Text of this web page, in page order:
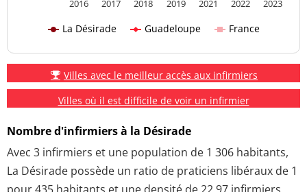
La Désirade Guadeloupe France
2016 2017 2018 2019 2021 2022 2023
Villes avec le meilleur accès aux infirmiers
Villes où il est difficile de voir un infirmier
Nombre d'infirmiers à la Désirade
Avec 3 infirmiers et une population de 1 306 habitants,
La Désirade possède un ratio de praticiens libéraux de 1